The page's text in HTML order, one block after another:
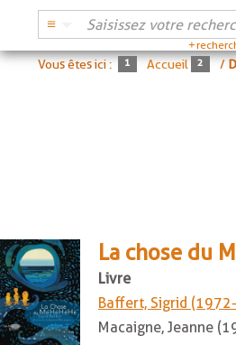
Vous êtes ici : Accueil /
La chose du
Livre
Baffert, Sigrid
Macaigne, Jeanne